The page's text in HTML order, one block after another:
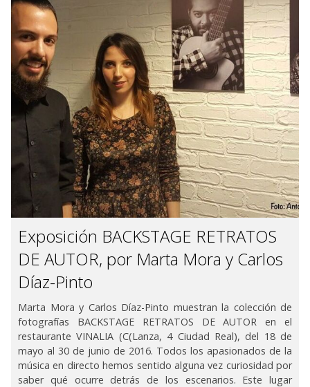
Exposición BACKSTAGE RETRATOS
DE AUTOR, por Marta Mora y Carlos
Díaz-Pinto
Marta Mora y Carlos Díaz-Pinto muestran la colección de
fotografías BACKSTAGE RETRATOS DE AUTOR en el
restaurante VINALIA (C(Lanza, 4 Ciudad Real), del 18 de
mayo al 30 de junio de 2016. Todos los apasionados de la
música en directo hemos sentido alguna vez curiosidad por
saber qué ocurre detrás de los escenarios. Este lugar